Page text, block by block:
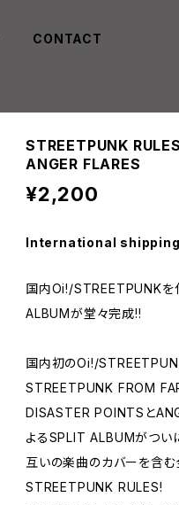
CONTACT
STREETPUNK
ANGER FLARES
¥2,200
International
国内Oi!/STREETPUNKを
ALBUMが堂々完成!!
国内初のOi!/
STREETPUNK FROM
DISASTER POINTSと
よるSPLIT ALBUMがつい
互いの楽曲のカバーを含
STREETPUNK RULES!